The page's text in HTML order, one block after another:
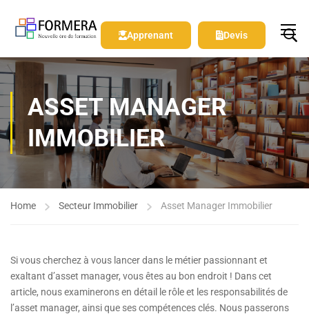
Apprenant Devis
ASSET MANAGER
IMMOBILIER
Home Secteur Immobilier Asset Manager Immobilier
Si vous cherchez à vous lancer dans le métier passionnant et
exaltant d’asset manager, vous êtes au bon endroit ! Dans cet
article, nous examinerons en détail le rôle et les responsabilités de
l’asset manager, ainsi que ses compétences clés. Nous passerons